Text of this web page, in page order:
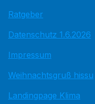
Ratgeber
Datenschutz 1.6.2026
Impressum
Weihnachtsgruß hissu
Landingpage Klima